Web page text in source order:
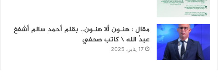
مقال : هنـون ألا هنـون.. بقلم أحمد سالم أشفغ
عبدُ الله \ كاتب صحفي
17 يناير، 2025